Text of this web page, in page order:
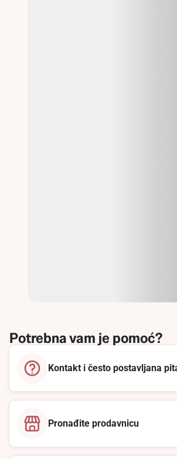
Potrebna vam je pomoć?
Kontakt i često postavljana
Pronađite prodavnicu